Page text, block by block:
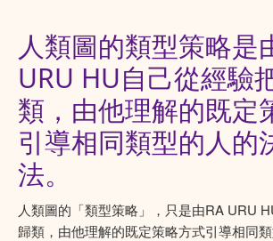
人類圖的類型策略是
URU HU自己從經驗
類，由他理解的既定
引導相同類型的人的
法。
人類圖的「類型策略」，只是由RA URU
歸類，由他理解的既定策略方式引導相同